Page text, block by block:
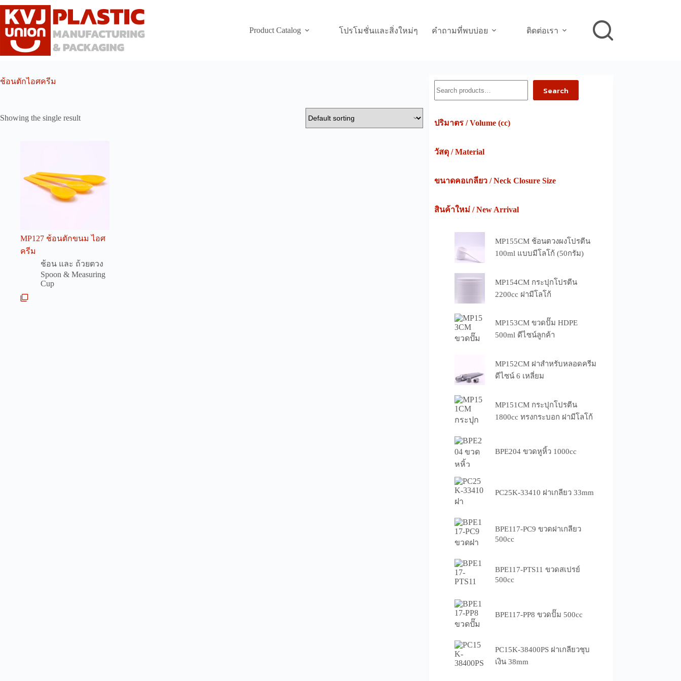
Skip
content
Product Catalog
โปรโมชั่นและสิ่งใหม่ๆ คำถามที่พบบ่อย ติดต่อเรา
ช้อนตักไอศครีม
Showing the single result
MP127 ช้อนตักขนม ไอศ
ครีม
ช้อน และ ถ้วยตวง
Spoon & Measuring
Cup
Search
ปริมาตร / Volume (cc)
วัสดุ / Material
ขนาดคอเกลียว / Neck Closure Size
สินค้าใหม่ / New Arrival
MP155CM ช้อนตวงผงโปรตีน
100ml แบบมีโลโก้ (50กรัม)
MP154CM กระปุกโปรตีน
2200cc ฝามีโลโก้
MP153CM ขวดปั๊ม HDPE
500ml ดีไซน์ลูกค้า
MP152CM ฝาสำหรับหลอดครีม
ดีไซน์ 6 เหลี่ยม
MP151CM กระปุกโปรตีน
1800cc ทรงกระบอก ฝามีโลโก้
BPE204 ขวดหูหิ้ว 1000cc
PC25K-33410 ฝาเกลียว 33mm
BPE117-PC9 ขวดฝาเกลียว
500cc
BPE117-PTS11 ขวดสเปรย์
500cc
BPE117-PP8 ขวดปั๊ม 500cc
PC15K-38400PS ฝาเกลียวชุบ
เงิน 38mm